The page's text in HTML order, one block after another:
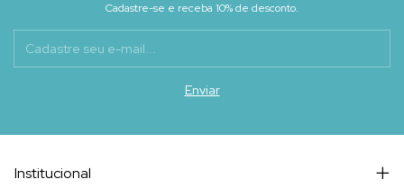
Cadastre-se e receba 10% de desconto.
Institucional